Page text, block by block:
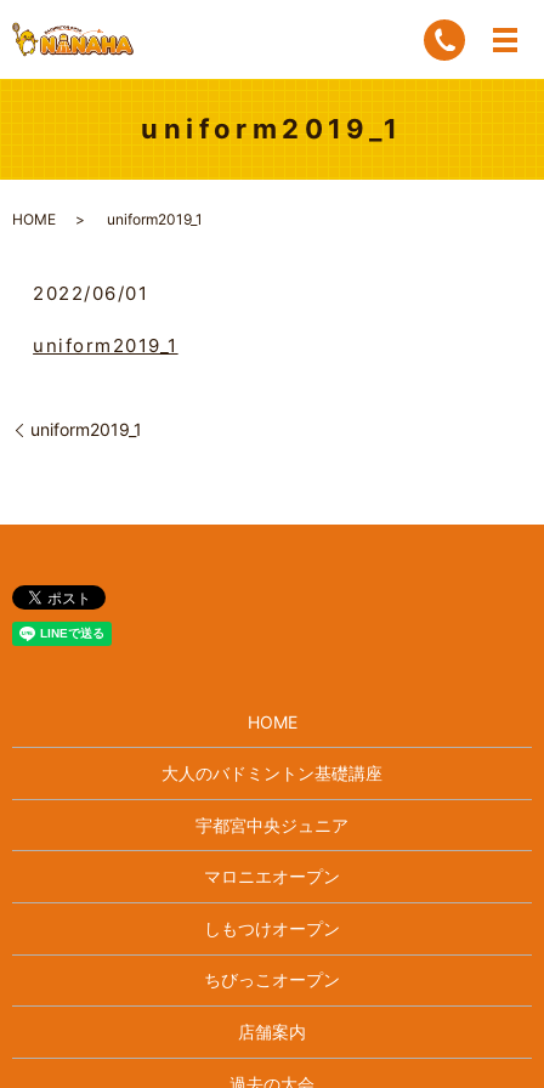
uniform2019_1
HOME uniform2019_1
2022/06/01
uniform2019_1
uniform2019_1
HOME
大人のバドミントン基礎講座
宇都宮中央ジュニア
マロニエオープン
しもつけオープン
ちびっこオープン
店舗案内
過去の大会